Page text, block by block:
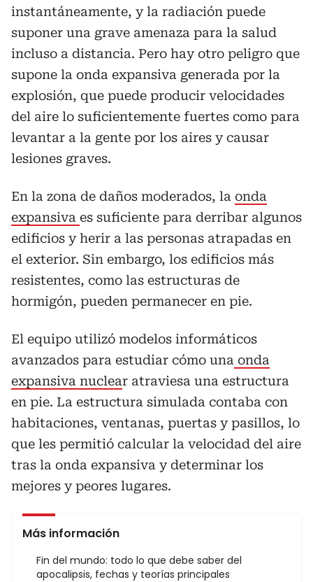
instantáneamente, y la radiación puede
suponer una grave amenaza para la salud
incluso a distancia. Pero hay otro peligro que
supone la onda expansiva generada por la
explosión, que puede producir velocidades
del aire lo suficientemente fuertes como para
levantar a la gente por los aires y causar
lesiones graves.
En la zona de daños moderados, la onda
expansiva es suficiente para derribar algunos
edificios y herir a las personas atrapadas en
el exterior. Sin embargo, los edificios más
resistentes, como las estructuras de
hormigón, pueden permanecer en pie.
El equipo utilizó modelos informáticos
avanzados para estudiar cómo una onda
expansiva nuclear atraviesa una estructura
en pie. La estructura simulada contaba con
habitaciones, ventanas, puertas y pasillos, lo
que les permitió calcular la velocidad del aire
tras la onda expansiva y determinar los
mejores y peores lugares.
Más información
Fin del mundo: todo lo que debe saber del
apocalipsis, fechas y teorías principales